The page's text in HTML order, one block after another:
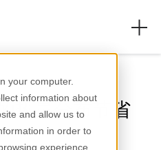
your computer.
information about
and allow us to
in order to
experience
热量分布节省